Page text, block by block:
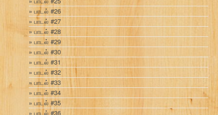
பாடல் #26
பாடல் #27
பாடல் #28
பாடல் #29
பாடல் #30
பாடல் #31
பாடல் #32
பாடல் #33
பாடல் #34
பாடல் #35
பாடல் #36